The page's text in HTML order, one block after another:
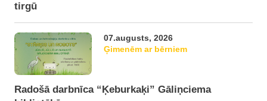
tirgū
07.augusts, 2026
Ģimenēm ar bērniem
Radošā darbnīca “Ķeburkaķi” Gāliņciema